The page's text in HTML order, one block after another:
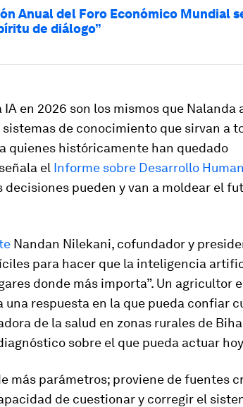
Anual del Foro Económico Mundial
de diálogo”
en 2026 son los mismos que Nalanda
de conocimiento que sirvan a
quienes históricamente han quedado
el Informe sobre Desarrollo
decisiones pueden y van a moldear el
Nandan Nilekani, cofundador y
para hacer que la inteligencia
donde más importa”. Un agricultor
una respuesta en la que pueda confiar
de la salud en zonas rurales de
sobre el que pueda actuar
más parámetros; proviene de fuentes
de cuestionar y corregir el